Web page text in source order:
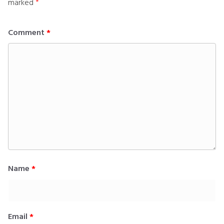
Comment *
Name *
Email *